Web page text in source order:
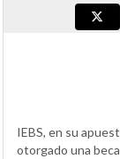
IEBS, en su
otorgado una